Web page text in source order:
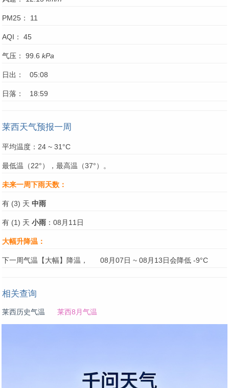
PM25： 11
AQI： 45
气压： 99.6 kPa
日出： 05:08
日落： 18:59
莱西天气预报一周
平均温度：24 ~ 31°C
最低温（22°），最高温（37°）。
未来一周下雨天数：
有 (3) 天 中雨
有 (1) 天 小雨 ：08月11日
大幅升降温：
下一周气温【大幅】降温， 08月07日 ~ 08月13日会降低 -9°C
相关查询
莱西历史气温 莱西8月气温